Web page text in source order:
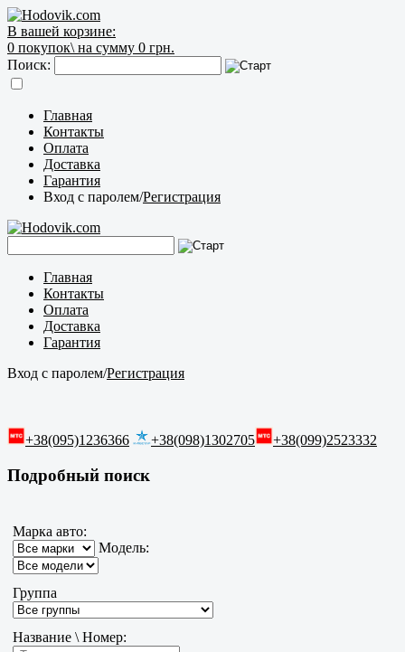
В вашей корзине:
0 покупок\ на сумму 0 грн.
Поиск:
Главная
Контакты
Оплата
Доставка
Гарантия
Вход с паролем/Регистрация
Главная
Контакты
Оплата
Доставка
Гарантия
Вход с паролем/Регистрация
+38(095)1236366 +38(098)1302705 +38(099)2523332
Подробный поиск
Марка авто:
Модель:
Группа
Название \ Номер: